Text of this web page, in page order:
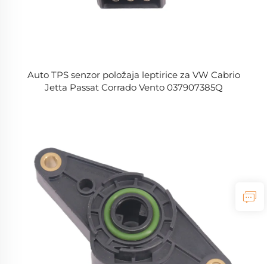
Auto TPS senzor položaja leptirice za VW Cabrio
Jetta Passat Corrado Vento 037907385Q